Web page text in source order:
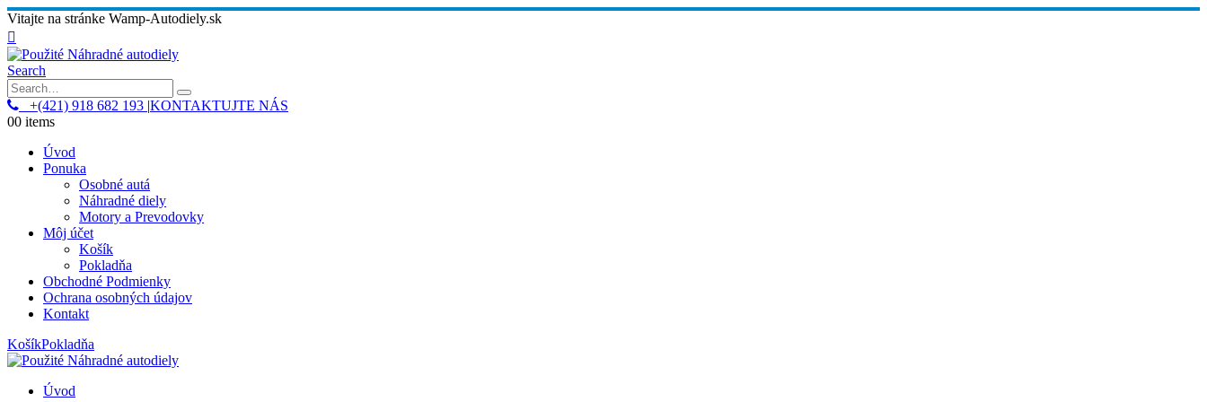
Vitajte na stránke Wamp-Autodiely.sk
Search
+(421) 918 682 193 |KONTAKTUJTE NÁS
00 items
Úvod
Ponuka
Osobné autá
Náhradné diely
Motory a Prevodovky
Môj účet
Košík
Pokladňa
Obchodné Podmienky
Ochrana osobných údajov
Kontakt
KošíkPokladňa
Úvod